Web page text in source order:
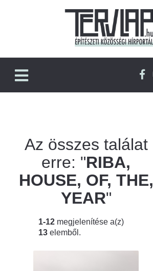
Az összes találat
erre: "RIBA,
HOUSE, OF, THE,
YEAR"
1-12 megjelenítése a(z)
13 elemből.